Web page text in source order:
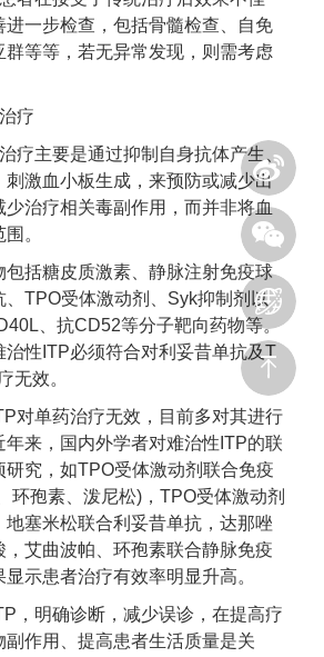
进一步检查，包括骨髓检查、自免
群等等，若无异常发现，则需考虑
疗
疗主要是通过抑制自身抗体产生、
刺激血小板生成，来预防或减少出
少治疗相关毒副作用，而并非将血
。
包括糖皮质激素、静脉注射免疫球
、TPO受体激动剂、Syk抑制剂以
、抗CD52等分子靶向药物等。
治性ITP必须符合对利妥昔单抗及T
无效。
对单药治疗无效，目前多对其进行
年来，国内外学者对难治性ITP的联
研究，如TPO受体激动剂联合免疫
环孢素、泼尼松)，TPO受体激动剂
地塞米松联合利妥昔单抗，达那唑
，艾曲波帕、环孢素联合静脉免疫
示患者治疗有效率明显升高。
，明确诊断，减少误诊，在提高疗
副作用、提高患者生活质量是关